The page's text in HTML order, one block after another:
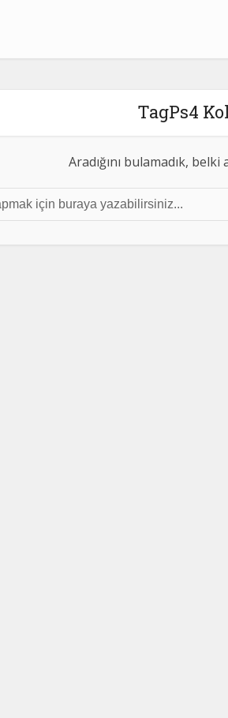
TagPs4
Aradığını bulamadık,